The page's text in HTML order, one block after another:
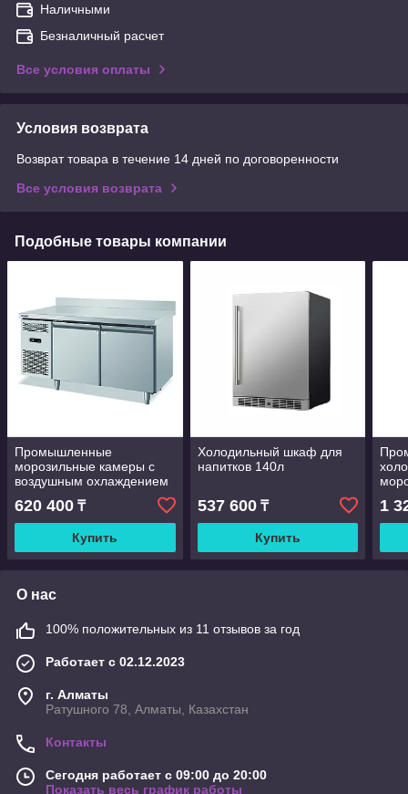
Наличными
Безналичный расчет
Все условия оплаты
Условия возврата
Возврат товара в течение 14 дней по договоренности
Все условия возврата
Подобные товары компании
Промышленные
морозильные камеры с
воздушным охлаждением
620 400 ₸
Купить
Холодильный шкаф для
напитков 140л
537 600₸
Купить
1
О нас
100% положительных из 11 отзывов за год
Работает с 02.12.2023
г. Алматы
Ратушного 78, Алматы, Казахстан
Контакты
Сегодня работает с 09:00 до 20:00
Показать весь график работы